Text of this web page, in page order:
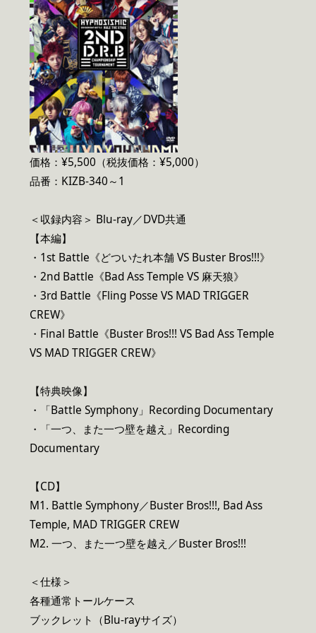
価格：¥5,500（税抜価格：¥5,000）
品番：KIZB-340～1
＜収録内容＞ Blu-ray／DVD共通
【本編】
・1st Battle《どついたれ本舗 VS Buster Bros!!!》
・2nd Battle《Bad Ass Temple VS 麻天狼》
・3rd Battle《Fling Posse VS MAD TRIGGER
CREW》
・Final Battle《Buster Bros!!! VS Bad Ass Temple
VS MAD TRIGGER CREW》
【特典映像】
・「Battle Symphony」Recording Documentary
・「一つ、また一つ壁を越え」Recording
Documentary
【CD】
M1. Battle Symphony／Buster Bros!!!, Bad Ass
Temple, MAD TRIGGER CREW
M2. 一つ、また一つ壁を越え／Buster Bros!!!
＜仕様＞
各種通常トールケース
ブックレット（Blu-rayサイズ）